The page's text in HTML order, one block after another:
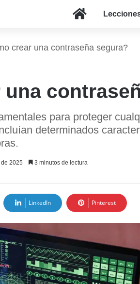
Inicio
crear una contraseña segura?
para proteger
determinados
2025 3 minutos de lectura
LinkedIn Pinterest